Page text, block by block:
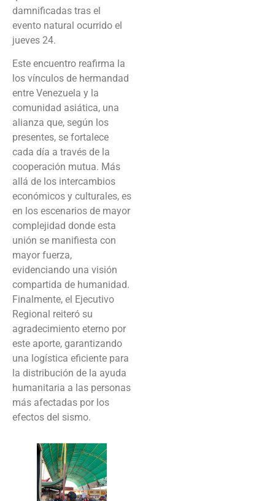
damnificadas tras el
evento natural ocurrido el
jueves 24.
Este encuentro reafirma la
los vínculos de hermandad
entre Venezuela y la
comunidad asiática, una
alianza que, según los
presentes, se fortalece
cada día a través de la
cooperación mutua. Más
allá de los intercambios
económicos y culturales, es
en los escenarios de mayor
complejidad donde esta
unión se manifiesta con
mayor fuerza,
evidenciando una visión
compartida de humanidad.
Finalmente, el Ejecutivo
Regional reiteró su
agradecimiento eterno por
este aporte, garantizando
una logística eficiente para
la distribución de la ayuda
humanitaria a las personas
más afectadas por los
efectos del sismo.